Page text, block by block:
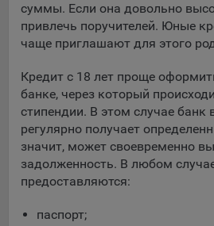
суммы. Если она довольно
привлечь поручителей. Юные
чаще приглашают для этого
Кредит с 18 лет проще
банке, через который
стипендии. В этом случае банк
регулярно получает
значит, может своевременно
задолженность. В любом
предоставляются:
паспорт;